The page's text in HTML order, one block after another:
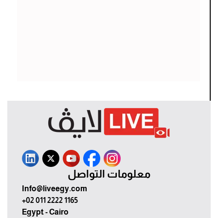
معلومات التواصل
Info@liveegy.com
+02 011 2222 1165
Egypt - Cairo